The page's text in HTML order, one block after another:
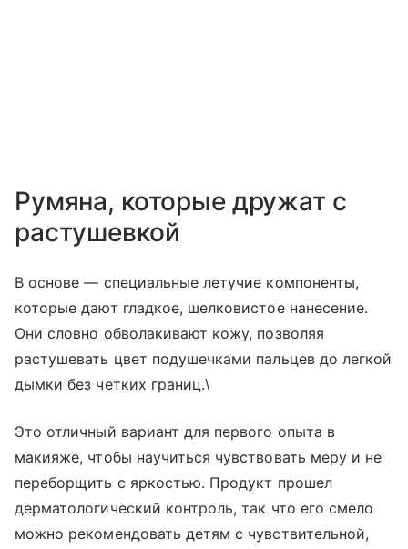
Румяна, которые дружат с
растушевкой
В основе — специальные летучие компоненты,
которые дают гладкое, шелковистое нанесение.
Они словно обволакивают кожу, позволяя
растушевать цвет подушечками пальцев до легкой
дымки без четких границ.\
Это отличный вариант для первого опыта в
макияже, чтобы научиться чувствовать меру и не
переборщить с яркостью. Продукт прошел
дерматологический контроль, так что его смело
можно рекомендовать детям с чувствительной,